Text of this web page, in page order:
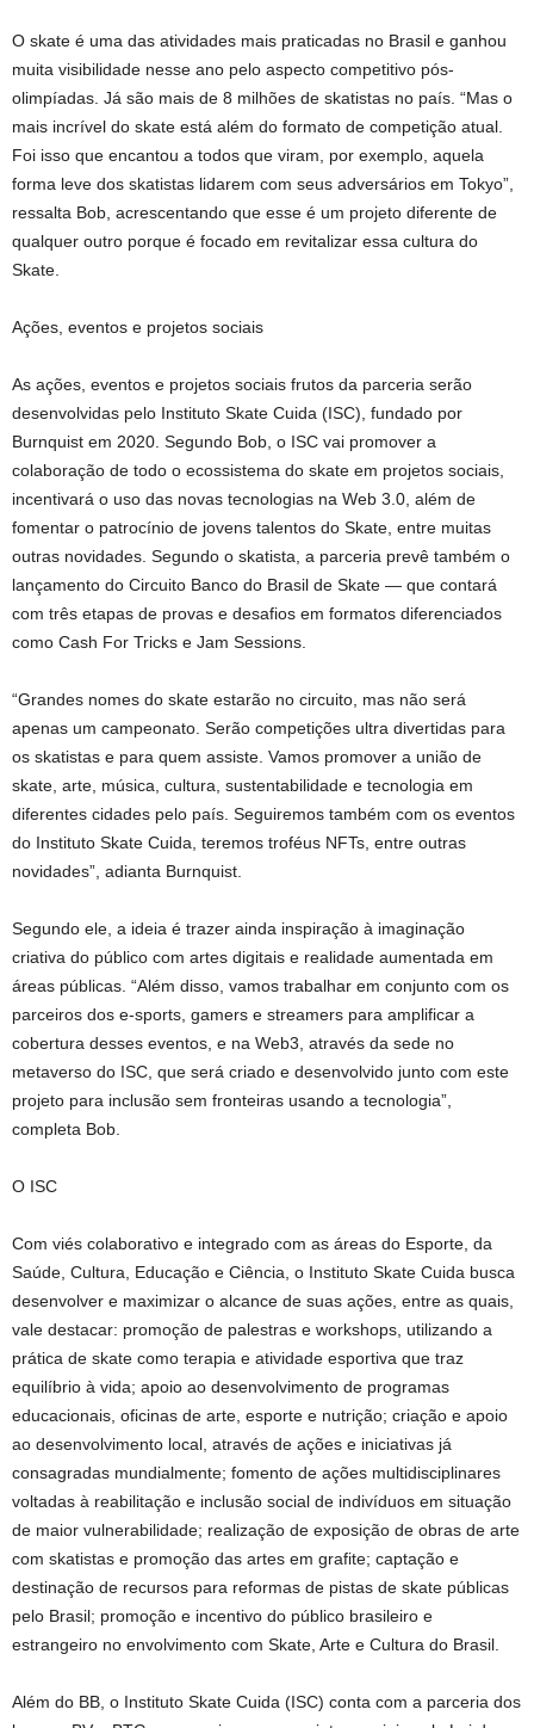
O skate é uma das atividades mais praticadas no Brasil e ganhou
muita visibilidade nesse ano pelo aspecto competitivo pós-
olimpíadas. Já são mais de 8 milhões de skatistas no país. “Mas o
mais incrível do skate está além do formato de competição atual.
Foi isso que encantou a todos que viram, por exemplo, aquela
forma leve dos skatistas lidarem com seus adversários em Tokyo”,
ressalta Bob, acrescentando que esse é um projeto diferente de
qualquer outro porque é focado em revitalizar essa cultura do
Skate.
Ações, eventos e projetos sociais
As ações, eventos e projetos sociais frutos da parceria serão
desenvolvidas pelo Instituto Skate Cuida (ISC), fundado por
Burnquist em 2020. Segundo Bob, o ISC vai promover a
colaboração de todo o ecossistema do skate em projetos sociais,
incentivará o uso das novas tecnologias na Web 3.0, além de
fomentar o patrocínio de jovens talentos do Skate, entre muitas
outras novidades. Segundo o skatista, a parceria prevê também o
lançamento do Circuito Banco do Brasil de Skate — que contará
com três etapas de provas e desafios em formatos diferenciados
como Cash For Tricks e Jam Sessions.
“Grandes nomes do skate estarão no circuito, mas não será
apenas um campeonato. Serão competições ultra divertidas para
os skatistas e para quem assiste. Vamos promover a união de
skate, arte, música, cultura, sustentabilidade e tecnologia em
diferentes cidades pelo país. Seguiremos também com os eventos
do Instituto Skate Cuida, teremos troféus NFTs, entre outras
novidades”, adianta Burnquist.
Segundo ele, a ideia é trazer ainda inspiração à imaginação
criativa do público com artes digitais e realidade aumentada em
áreas públicas. “Além disso, vamos trabalhar em conjunto com os
parceiros dos e-sports, gamers e streamers para amplificar a
cobertura desses eventos, e na Web3, através da sede no
metaverso do ISC, que será criado e desenvolvido junto com este
projeto para inclusão sem fronteiras usando a tecnologia”,
completa Bob.
O ISC
Com viés colaborativo e integrado com as áreas do Esporte, da
Saúde, Cultura, Educação e Ciência, o Instituto Skate Cuida busca
desenvolver e maximizar o alcance de suas ações, entre as quais,
vale destacar: promoção de palestras e workshops, utilizando a
prática de skate como terapia e atividade esportiva que traz
equilíbrio à vida; apoio ao desenvolvimento de programas
educacionais, oficinas de arte, esporte e nutrição; criação e apoio
ao desenvolvimento local, através de ações e iniciativas já
consagradas mundialmente; fomento de ações multidisciplinares
voltadas à reabilitação e inclusão social de indivíduos em situação
de maior vulnerabilidade; realização de exposição de obras de arte
com skatistas e promoção das artes em grafite; captação e
destinação de recursos para reformas de pistas de skate públicas
pelo Brasil; promoção e incentivo do público brasileiro e
estrangeiro no envolvimento com Skate, Arte e Cultura do Brasil.
Além do BB, o Instituto Skate Cuida (ISC) conta com a parceria dos